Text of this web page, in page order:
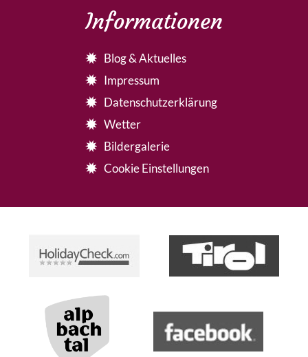
Informationen
Blog & Aktuelles
Impressum
Datenschutzerklärung
Wetter
Bildergalerie
Cookie Einstellungen